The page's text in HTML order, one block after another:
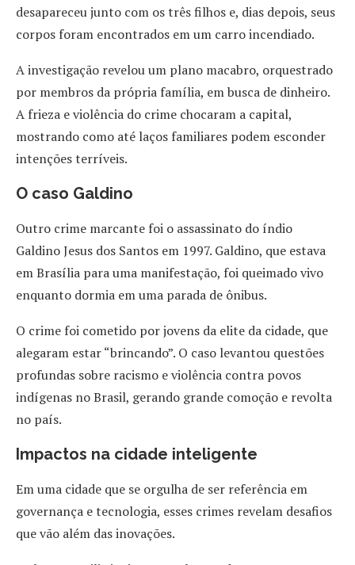
desapareceu junto com os três filhos e, dias depois, seus
corpos foram encontrados em um carro incendiado.
A investigação revelou um plano macabro, orquestrado
por membros da própria família, em busca de dinheiro.
A frieza e violência do crime chocaram a capital,
mostrando como até laços familiares podem esconder
intenções terríveis.
O caso Galdino
Outro crime marcante foi o assassinato do índio
Galdino Jesus dos Santos em 1997. Galdino, que estava
em Brasília para uma manifestação, foi queimado vivo
enquanto dormia em uma parada de ônibus.
O crime foi cometido por jovens da elite da cidade, que
alegaram estar “brincando”. O caso levantou questões
profundas sobre racismo e violência contra povos
indígenas no Brasil, gerando grande comoção e revolta
no país​.
Impactos na cidade inteligente
Em uma cidade que se orgulha de ser referência em
governança e tecnologia, esses crimes revelam desafios
que vão além das inovações.